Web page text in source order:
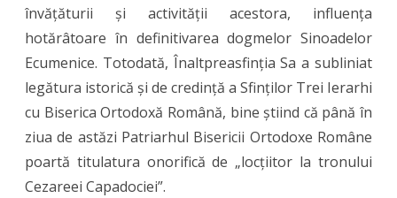
învățăturii și activității acestora, influența
hotărâtoare în definitivarea dogmelor Sinoadelor
Ecumenice. Totodată, Înaltpreasfinția Sa a subliniat
legătura istorică și de credință a Sfinților Trei Ierarhi
cu Biserica Ortodoxă Română, bine știind că până în
ziua de astăzi Patriarhul Bisericii Ortodoxe Române
poartă titulatura onorifică de „locțiitor la tronului
Cezareei Capadociei”.